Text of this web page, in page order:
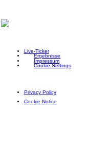
Live-Ticker
Ergebnisse
Impressum
Cookie Settings
Privacy Policy
Cookie Notice